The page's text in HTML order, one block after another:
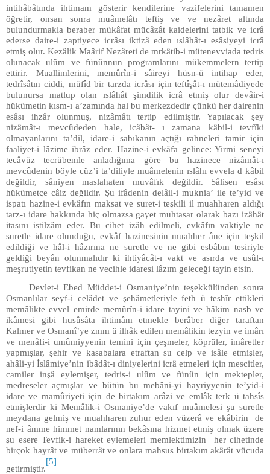
intihâbâtında ihtimam gösterir kendilerine vazifelerini tamamen
öğretir, onsan sonra muâmelâtı teftiş ve ve nezâret altında
bulundurmakla beraber mükâfat mücâzât kaidelerini tatbik ve icrâ
ederse daire-i zaptiyece icrâsı iktizâ eden ıslâhât-ı esâsiyeyi icrâ
etmiş olur. Kezâlik Maârif Nezâreti de mrkâtib-i mütenevviada tedris
olunacak ulûm ve fünûnnun programlarını mükemmelern tertip
ettirir. Muallimlerini, memûrîn-i sâireyi hüsn-ü intihap eder,
tedrîsâtın ciddi, müfîd bir tarzda icrâsı için teftîşât-ı mütemâdiyede
bulunursa matlup olan ıslâhât şimdilik icrâ etmiş olur devâir-i
hükümetin kısm-ı a’zamında hal bu merkezdedir çünkü her dairenin
esâsı ihzâr olunmuş, nizâmâtı tertip edilmiştir. Yapılacak şey
nizâmât-ı mevcûdeden hale, icâbât- ı zamana kâbil-i tevfîki
olmayanlarını ta’dîl, idare-i sabıkanın açtığı rahneleri tamir için
faaliyet-i lâzime ibrâz eder. Hazine-i evkâfa gelince: Yirmi seneyi
tecâvüz tecrübemle anladığıma göre bu hazinece nizâmât-ı
mevcûdenin böyle cüz’i ta’diliyle muâmelenin ıslâhı evvela d kâbil
değildir, sâniyen maslahaten muvâfık değildir. Sâlisen esâsı
hükümetçe câiz değildir. Şu ifâdenin delâil-i muknia’ ile te’yid ve
ispatı hazine-i evkâfın maksat ve suret-i teşkili il muahharen aldığı
tarz-ı idare hakkında hiç olmazsa gayet muhtasar olarak bazı izâhât
itasını istilzâm eder. Bu cihet izâh edilmeli, evkâfın vaktiyle ne
suretle idare olunduğu, evkâf hazinesinin muahher âne için teşkil
edildiği ve hâl-i hâzırına ne suretle ve ne gibi esbâbın tesiriyle
geldiği beyân olunmalıdır ki ihtiyâcât-ı vakt ve asırda ve usûl-ı
meşrutiyetin tevfikan ne vecihle idaresi lâzım geleceği tayin etsin.
Devlet-i Ebed Müddet-i Osmaniye’nin teşekkülünden sonra
Osmanlılar seyf-i celâdet ve şehâmetleriyle feth ü teshîr ettikleri
memâlikte evvel emirde memûrîn-i idare tayini ve hâkim nasb ve
ikâmesi gibi husûsâta ihtimâm etmekle berâber diğer taraftan
Kalmer ve Osmanî’ye zmm ü ilhâk edilen memâlikin tezyin ve imârı
ve menâfi-i umûmiyyenin temini için çeşmeler, köprüler, imâretler
yapmışlar, şehir ve kasabalara etraftan su celp ve isâle etmişler,
ahâli-yi İslâmiye’nin ibâdât-ı diniyelerini icrâ etmeleri için mescitler,
camiler inşâ eylemişer, tedris-i ulûm ve fünûn için mektepler,
medreseler açmışlar ve bütün bu mebâni-yi hayriyyenin te’yid-i
idare ve mamûriyeti için de birtakım arâzi ve emlâk terk ü tahsîs
etmişlerdir ki Memâlik-i Osmaniye’de vakıf muâmelesi şu suretle
meydana gelmiş ve muahharen zuhur eden vüzerâ ve ekâbirin de
nef-i âmme himmet namlarının bekâsına hizmet etmiş olmak üzere
şu esere Tevfik-i hareket eylemeleri memlektimizin her cihetinde
birçok hayrât ve müberrât ve onlara mahsus birtakım akârât vücuda
getirmiştir.
[5]